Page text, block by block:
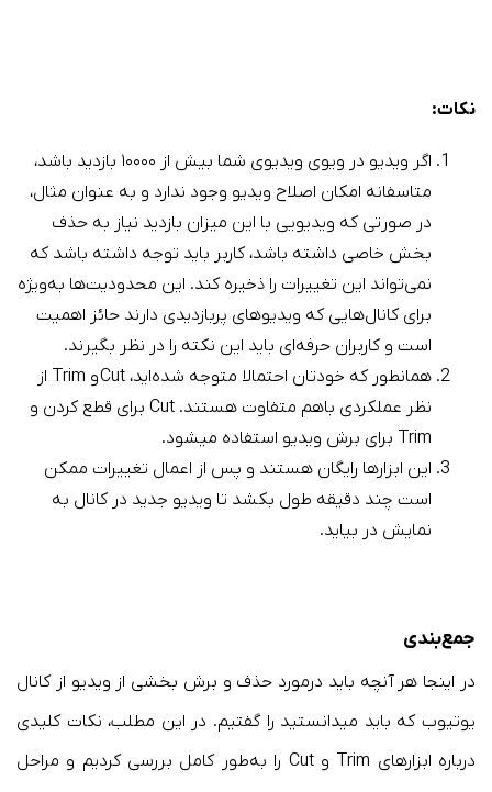
نکات:
اگر ویدیو در ویوی ویدیوی شما بیش از ۱۰۰۰۰ بازدید باشد،
متاسفانه امکان اصلاح ویدیو وجود ندارد و به عنوان مثال،
در صورتی که ویدیویی با این میزان بازدید نیاز به حذف
بخش خاصی داشته باشد، کاربر باید توجه داشته باشد که
نمی‌تواند این تغییرات را ذخیره کند. این محدودیت‌ها به‌ویژه
برای کانال‌هایی که ویدیوهای پربازدیدی دارند حائز اهمیت
است و کاربران حرفه‌ای باید این نکته را در نظر بگیرند.
همانطور که خودتان احتمالا متوجه شده‌اید، Cut و Trim از
نظر عملکردی باهم متفاوت هستند. Cut برای قطع کردن و
Trim برای برش ویدیو استفاده میشود.
این ابزارها رایگان هستند و پس از اعمال تغییرات ممکن
است چند دقیقه طول بکشد تا ویدیو جدید در کانال به
نمایش در بیاید.
جمع‌بندی
در اینجا هر آنچه باید درمورد حذف و برش بخشی از ویدیو از کانال
یوتیوب که باید میدانستید را گفتیم. در این مطلب، نکات کلیدی
درباره ابزارهای Trim و Cut را به‌طور کامل بررسی کردیم و مراحل